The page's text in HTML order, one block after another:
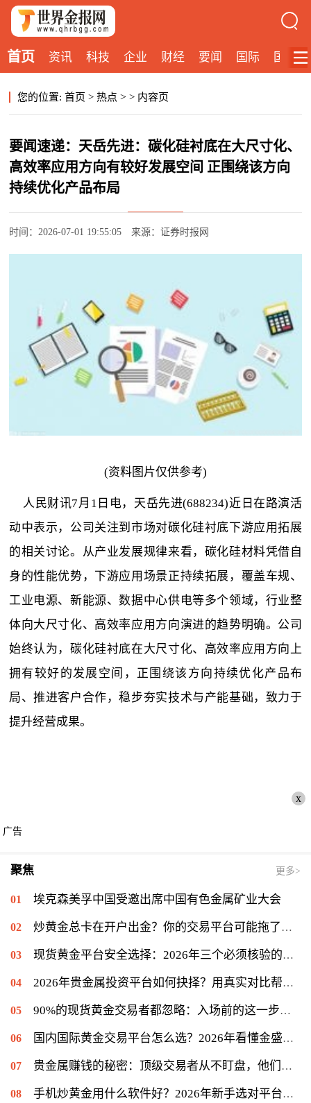
首页 资讯 科技 企业 财经 要闻 国际 国内
您的位置: 首页 > 热点 > > 内容页
要闻速递：天岳先进：碳化硅衬底在大尺寸化、
高效率应用方向有较好发展空间 正围绕该方向
持续优化产品布局
时间：2026-07-01 19:55:05 来源：证券时报网
(资料图片仅供参考)
人民财讯7月1日电，天岳先进(688234)近日在路演活
动中表示，公司关注到市场对碳化硅衬底下游应用拓展
的相关讨论。从产业发展规律来看，碳化硅材料凭借自
身的性能优势，下游应用场景正持续拓展，覆盖车规、
工业电源、新能源、数据中心供电等多个领域，行业整
体向大尺寸化、高效率应用方向演进的趋势明确。公司
始终认为，碳化硅衬底在大尺寸化、高效率应用方向上
拥有较好的发展空间，正围绕该方向持续优化产品布
局、推进客户合作，稳步夯实技术与产能基础，致力于
提升经营成果。
x
广告
聚焦 更多>
埃克森美孚中国受邀出席中国有色金属矿业大会
炒黄金总卡在开户出金？你的交易平台可能拖了后腿
现货黄金平台安全选择：2026年三个必须核验的关键标准
2026年贵金属投资平台如何抉择？用真实对比帮你理清思路
90%的现货黄金交易者都忽略：入场前的这一步很关键
国内国际黄金交易平台怎么选？2026年看懂金盛贵金属的交易门道
贵金属赚钱的秘密：顶级交易者从不盯盘，他们专注另一件事
手机炒黄金用什么软件好？2026年新手选对平台只是第一步